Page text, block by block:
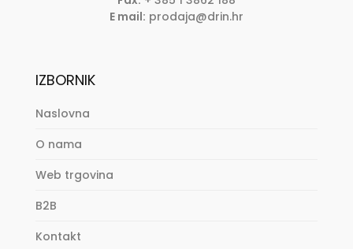
E mail: prodaja@drin.hr
IZBORNIK
Naslovna
O nama
Web trgovina
B2B
Kontakt